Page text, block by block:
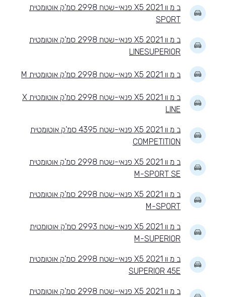
ב מ וו X5 2021 פנאי-שטח 2998 סמ'ק אוטומטית
SPORT
ב מ וו X5 2021 פנאי-שטח 2998 סמ'ק אוטומטית
LINESUPERIOR
ב מ וו X5 2021 פנאי-שטח 2998 סמ'ק אוטומטית M
ב מ וו X5 2021 פנאי-שטח 2998 סמ'ק אוטומטית X
LINE
ב מ וו X5 2021 פנאי-שטח 4395 סמ'ק אוטומטית
COMPETITION
ב מ וו X5 2021 פנאי-שטח 2998 סמ'ק אוטומטית
M-SPORT SE
ב מ וו X5 2021 פנאי-שטח 2998 סמ'ק אוטומטית
M-SPORT
ב מ וו X5 2021 פנאי-שטח 2993 סמ'ק אוטומטית
M-SUPERIOR
ב מ וו X5 2021 פנאי-שטח 2998 סמ'ק אוטומטית
SUPERIOR 45E
ב מ וו X5 2021 פנאי-שטח 2998 סמ'ק אוטומטית